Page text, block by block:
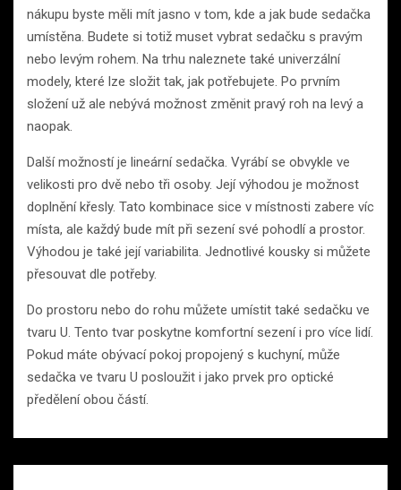
nákupu byste měli mít jasno v tom, kde a jak bude sedačka
umístěna. Budete si totiž muset vybrat sedačku s pravým
nebo levým rohem. Na trhu naleznete také univerzální
modely, které lze složit tak, jak potřebujete. Po prvním
složení už ale nebývá možnost změnit pravý roh na levý a
naopak.
Další možností je lineární sedačka. Vyrábí se obvykle ve
velikosti pro dvě nebo tři osoby. Její výhodou je možnost
doplnění křesly. Tato kombinace sice v místnosti zabere víc
místa, ale každý bude mít při sezení své pohodlí a prostor.
Výhodou je také její variabilita. Jednotlivé kousky si můžete
přesouvat dle potřeby.
Do prostoru nebo do rohu můžete umístit také sedačku ve
tvaru U. Tento tvar poskytne komfortní sezení i pro více lidí.
Pokud máte obývací pokoj propojený s kuchyní, může
sedačka ve tvaru U posloužit i jako prvek pro optické
předělení obou částí.